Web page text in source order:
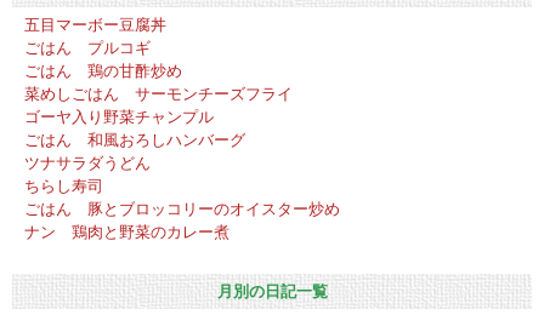
五目マーボー豆腐丼
ごはん プルコギ
ごはん 鶏の甘酢炒め
菜めしごはん サーモンチーズフライ
ゴーヤ入り野菜チャンプル
ごはん 和風おろしハンバーグ
ツナサラダうどん
ちらし寿司
ごはん 豚とブロッコリーのオイスター炒め
ナン 鶏肉と野菜のカレー煮
月別の日記一覧